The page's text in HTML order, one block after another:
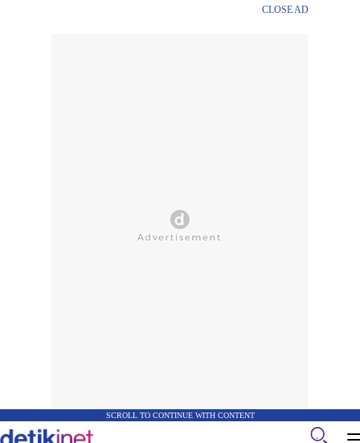
CLOSE AD
SCROLL TO CONTINUE WITH CONTENT